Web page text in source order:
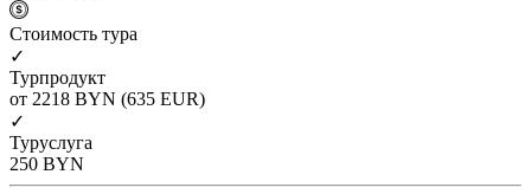
Cтоимость тура
✓
Турпродукт
от 2218 BYN (635 EUR)
✓
Туруслуга
250 BYN